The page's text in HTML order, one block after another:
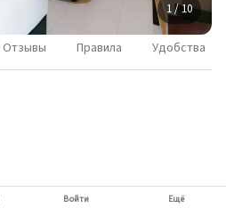
1 / 10
Отзывы Правила Удобства
Войти Ещё